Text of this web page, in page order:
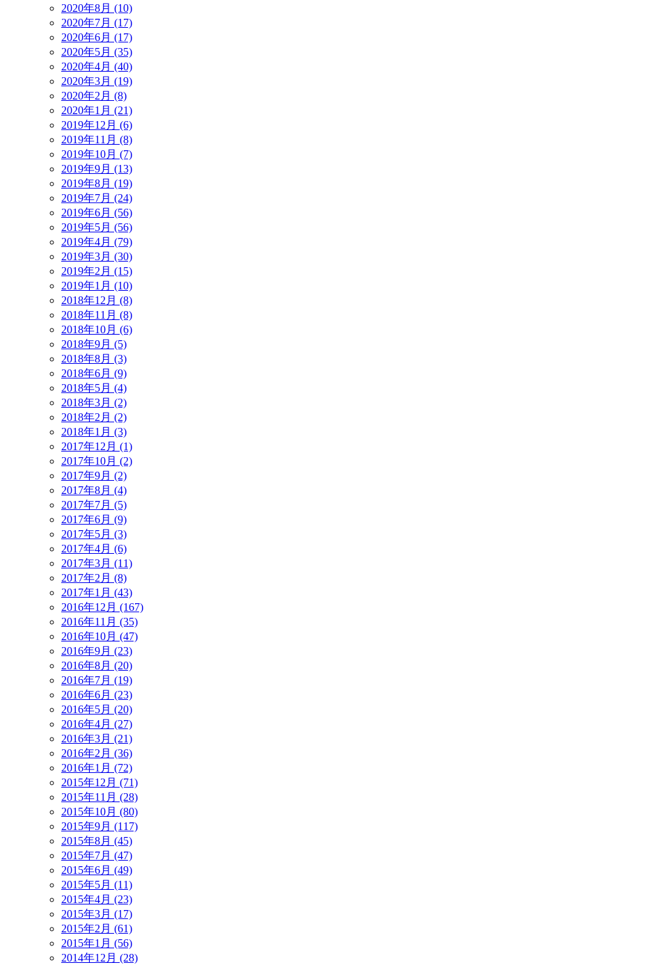
2020年8月 (10)
2020年7月 (17)
2020年6月 (17)
2020年5月 (35)
2020年4月 (40)
2020年3月 (19)
2020年2月 (8)
2020年1月 (21)
2019年12月 (6)
2019年11月 (8)
2019年10月 (7)
2019年9月 (13)
2019年8月 (19)
2019年7月 (24)
2019年6月 (56)
2019年5月 (56)
2019年4月 (79)
2019年3月 (30)
2019年2月 (15)
2019年1月 (10)
2018年12月 (8)
2018年11月 (8)
2018年10月 (6)
2018年9月 (5)
2018年8月 (3)
2018年6月 (9)
2018年5月 (4)
2018年3月 (2)
2018年2月 (2)
2018年1月 (3)
2017年12月 (1)
2017年10月 (2)
2017年9月 (2)
2017年8月 (4)
2017年7月 (5)
2017年6月 (9)
2017年5月 (3)
2017年4月 (6)
2017年3月 (11)
2017年2月 (8)
2017年1月 (43)
2016年12月 (167)
2016年11月 (35)
2016年10月 (47)
2016年9月 (23)
2016年8月 (20)
2016年7月 (19)
2016年6月 (23)
2016年5月 (20)
2016年4月 (27)
2016年3月 (21)
2016年2月 (36)
2016年1月 (72)
2015年12月 (71)
2015年11月 (28)
2015年10月 (80)
2015年9月 (117)
2015年8月 (45)
2015年7月 (47)
2015年6月 (49)
2015年5月 (11)
2015年4月 (23)
2015年3月 (17)
2015年2月 (61)
2015年1月 (56)
2014年12月 (28)